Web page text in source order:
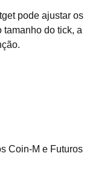
pode ajustar os
tamanho do tick, a
Coin-M e Futuros